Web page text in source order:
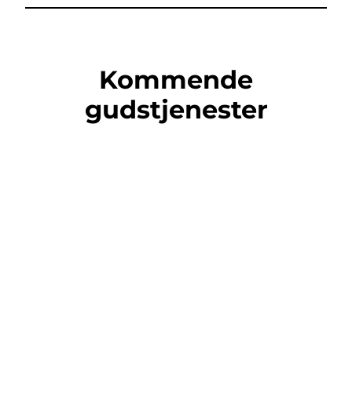
Kommende
gudstjenester